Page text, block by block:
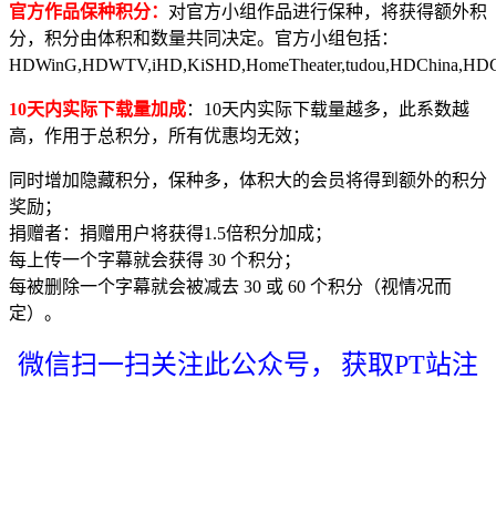
官方作品保种积分： 对官方小组作品进行保种，将获得额外积
分，积分由体积和数量共同决定。官方小组包括：
10天内实际下载量加成：10天内实际下载量越多，此系数越
高，作用于总积分，所有优惠均无效；
同时增加隐藏积分，保种多，体积大的会员将得到额外的积分
奖励；
捐赠者：捐赠用户将获得1.5倍积分加成；
每上传一个字幕就会获得 30 个积分；
每被删除一个字幕就会被减去 30 或 60 个积分（视情况而
定）。
微信扫一扫关注此公众号， 获取PT站注